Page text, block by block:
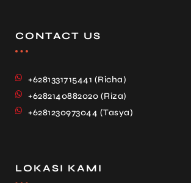
CONTACT US
+6281331715441 (Richa)
+6282140882020 (Riza)
+6281230973044 (Tasya)
LOKASI KAMI